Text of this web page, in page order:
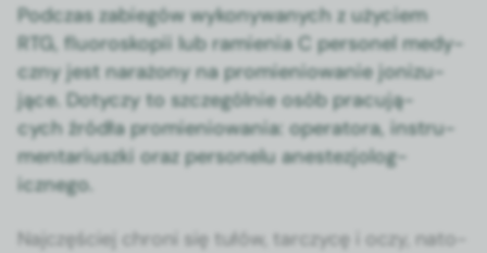
Pod­czas zabiegów wykony­wanych z uży­ciem
RTG, flu­o­roskopii lub ramienia C per­son­el medy­
czny jest narażony na promieniowanie jonizu­
jące. Doty­czy to szczegól­nie osób pracu­ją­
cych źródła promieniowa­nia: oper­a­to­ra, instru­
men­tar­iusz­ki oraz per­son­elu anestezjo­log­
icznego.
Najczęś­ciej chroni się tułów, tar­czy­cę i oczy, nato­